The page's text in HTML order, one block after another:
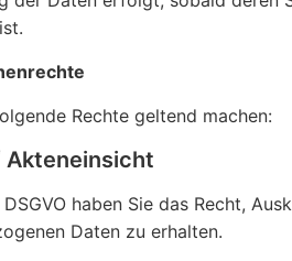
Rechte geltend machen:
DSGVO haben Sie das Recht,
Daten zu erhalten.